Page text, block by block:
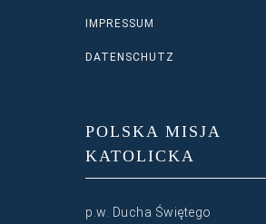
IMPRESSUM
DATENSCHUTZ
POLSKA MISJA
KATOLICKA
p.w. Ducha Świętego